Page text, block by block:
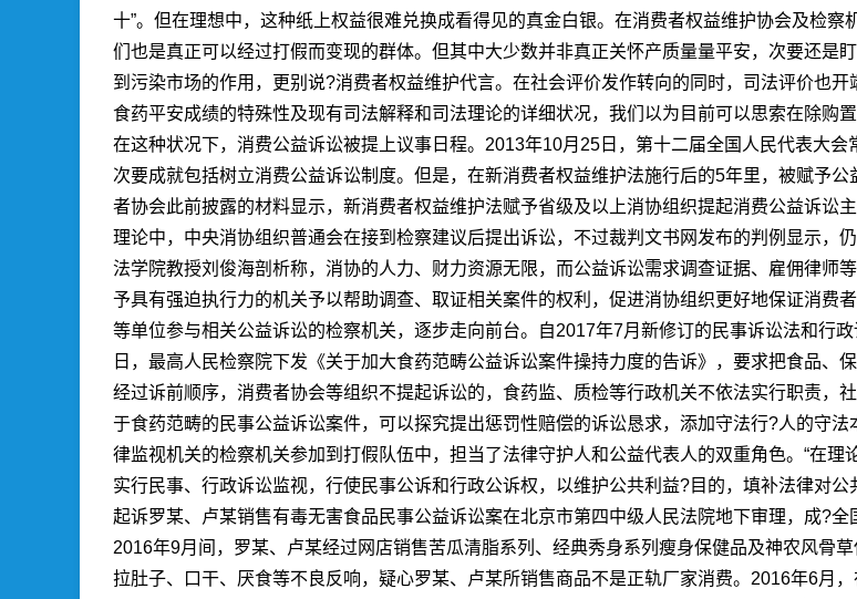
十”。但在理想中，这种纸上权益很难兑换成看得见的真金白银。在消费者权益维护协会及检
们也是真正可以经过打假而变现的群体。但其中大少数并非真正关怀产质量量平安，次要还是
到污染市场的作用，更别说?消费者权益维护代言。在社会评价发作转向的同时，司法评价也
食药平安成绩的特殊性及现有司法解释和司法理论的详细状况，我们以为目前可以思索在除购
在这种状况下，消费公益诉讼被提上议事日程。2013年10月25日，第十二届全国人民代表大
次要成就包括树立消费公益诉讼制度。但是，在新消费者权益维护法施行后的5年里，被赋予
者协会此前披露的材料显示，新消费者权益维护法赋予省级及以上消协组织提起消费公益诉讼
理论中，中央消协组织普通会在接到检察建议后提出诉讼，不过裁判文书网发布的判例显示，
法学院教授刘俊海剖析称，消协的人力、财力资源无限，而公益诉讼需求调查证据、雇佣律师
予具有强迫执行力的机关予以帮助调查、取证相关案件的权利，促进消协组织更好地保证消费
等单位参与相关公益诉讼的检察机关，逐步走向前台。自2017年7月新修订的民事诉讼法和行
日，最高人民检察院下发《关于加大食药范畴公益诉讼案件操持力度的告诉》，要求把食品、
经过诉前顺序，消费者协会等组织不提起诉讼的，食药监、质检等行政机关不依法实行职责，
于食药范畴的民事公益诉讼案件，可以探究提出惩罚性赔偿的诉讼恳求，添加守法行?人的守
律监视机关的检察机关参加到打假队伍中，担当了法律守护人和公益代表人的双重角色。“在
实行民事、行政诉讼监视，行使民事公诉和行政公诉权，以维护公共利益?目的，填补法律对
起诉罗某、卢某销售有毒无害食品民事公益诉讼案在北京市第四中级人民法院地下审理，成?
2016年9月间，罗某、卢某经过网店销售苦瓜清脂系列、经典秀身系列瘦身保健品及神农风骨
拉肚子、口干、厌食等不良反响，疑心罗某、卢某所销售商品不是正轨厂家消费。2016年6月